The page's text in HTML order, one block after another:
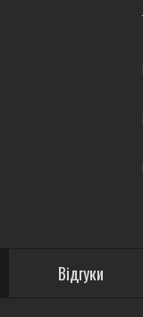
Відгуки